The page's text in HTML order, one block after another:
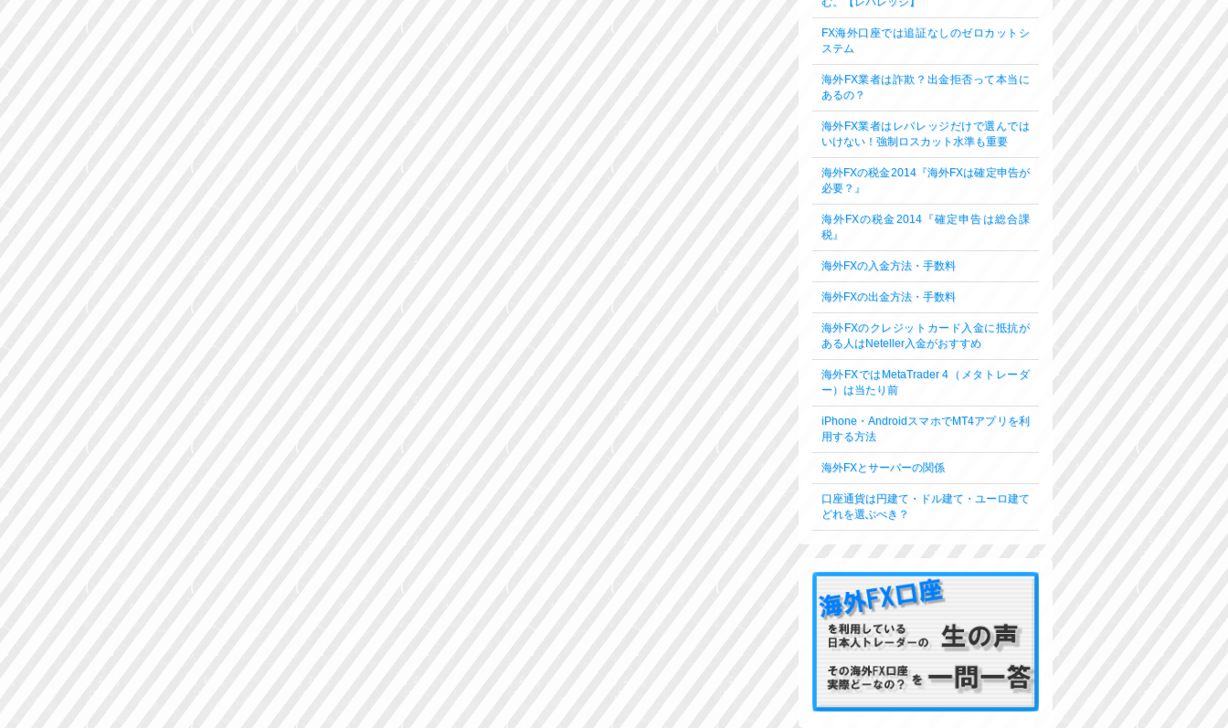
FX海外口座では追証なしのゼロカットシ
ステム
海外FX業者は詐欺？出金拒否って本当に
あるの？
海外FX業者はレバレッジだけで選んでは
いけない！強制ロスカット水準も重要
海外FXの税金2014『海外FXは確定申告が
必要？』
海外FXの税金2014『確定申告は総合課
税』
海外FXの入金方法・手数料
海外FXの出金方法・手数料
海外FXのクレジットカード入金に抵抗が
ある人はNeteller入金がおすすめ
海外FXではMetaTrader 4（メタトレーダ
ー）は当たり前
iPhone・AndroidスマホでMT4アプリを利
用する方法
海外FXとサーバーの関係
口座通貨は円建て・ドル建て・ユーロ建て
どれを選ぶべき？